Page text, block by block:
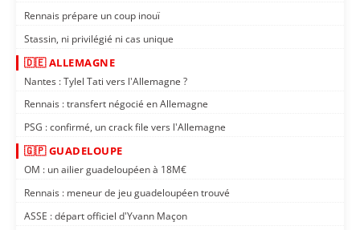
Rennais prépare un coup inouï
Stassin, ni privilégié ni cas unique
🇩🇪 ALLEMAGNE
Nantes : Tylel Tati vers l'Allemagne ?
Rennais : transfert négocié en Allemagne
PSG : confirmé, un crack file vers l'Allemagne
🇬🇵 GUADELOUPE
OM : un ailier guadeloupéen à 18M€
Rennais : meneur de jeu guadeloupéen trouvé
ASSE : départ officiel d'Yvann Maçon